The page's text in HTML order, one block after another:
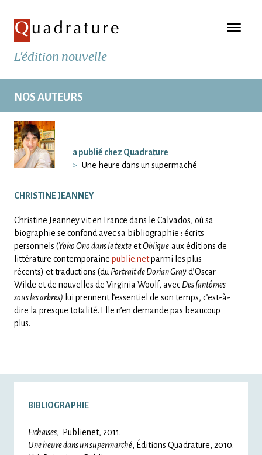
L'édition nouvelle
NOS AUTEURS
CHRISTINE JEANNEY
Christine Jeanney vit en France dans le Calvados, où sa
biographie se confond avec sa bibliographie : écrits
personnels (Yoko Ono dans le texteetOblique aux éditions de
littérature contemporaine publie.netparmi les plus
récents) et traductions (du Portrait de Dorian Grayd’Oscar
Wilde et de nouvelles de Virginia Woolf, avec Des fantômes
sous les arbres) lui prennent l’essentiel de son temps, c’est-à-
dire la presque totalité. Elle n’en demande pas beaucoup
plus.
a publié chez Quadrature
Une heure dans un supermaché
BIBLIOGRAPHIE
Fichaises, Publienet, 2011.
Une heure dans un supermarché, Éditions Quadrature, 2010.